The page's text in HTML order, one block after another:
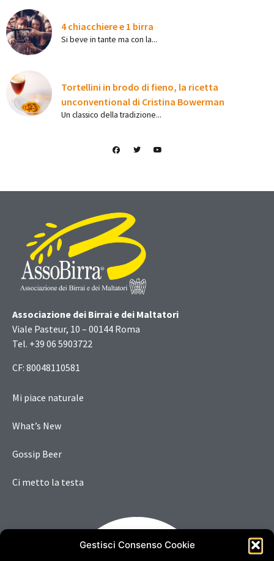
Gestisci Consenso Cookie
4 chiacchiere e 1 birra
Si beve in tante ma con la...
Tortellini in brodo di fieno, la ricetta
unconventional di Cristina Bowerman
Un classico della tradizione...
Associazione dei Birrai e dei Maltatori
Viale Pasteur, 10 – 00144 Roma
Tel. +39 06 5903722
CF: 80048110581
Mi piace naturale
What’s New
Gossip Beer
Ci metto la testa